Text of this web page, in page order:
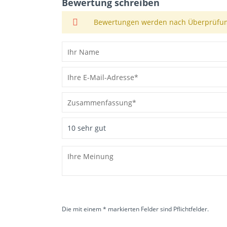
Bewertung schreiben
Bewertungen werden nach
Die mit einem * markierten Felder sind Pflichtfelder.